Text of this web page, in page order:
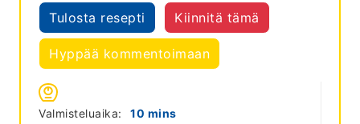
Tulosta resepti Kiinnitä tämä
Hyppää kommentoimaan
Valmisteluaika: 10 minutes
mins